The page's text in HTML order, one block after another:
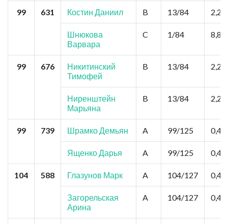
99 631 Костин Даниил B 13/84 2,2
Шнюкова
Варвара
C 1/84 8,8
99 676
Никитинский
Тимофей
B 13/84 2,2
Ниренштейн
Марьяна
B 13/84 2,2
99 739 Шрамко Демьян A 99/125 0,44
Ященко Дарья A 99/125 0,44
104 588 Глазунов Марк A 104/127 0,44
Загорельская
Арина
A 104/127 0,44